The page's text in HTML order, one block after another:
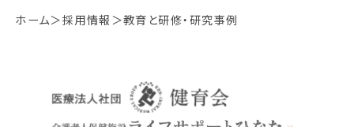
ホーム 採用情報 教育と研修・研究事例